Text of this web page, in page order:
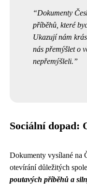
Dokumenty
příběhů, které
Ukazují nám
nás přemýšlet o
nepřemýšleli.
Sociální dopad:
Dokumenty vysílané na
otevírání důležitých
poutavých příběhů a